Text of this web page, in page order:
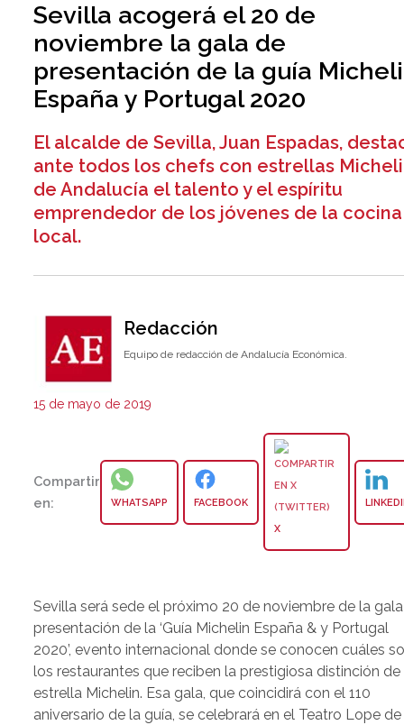
Sevilla acogerá el 20 de
noviembre la gala de
presentación de la guía
España y Portugal 2020
El alcalde de Sevilla, Juan Espadas,
ante todos los chefs con estrellas
de Andalucía el talento y el espíritu
emprendedor de los jóvenes de la cocina
local.
Redacción
Equipo de redacción de Andalucía Económica.
15 de mayo de 2019
Compartir
en:
WHATSAPP FACEBOOK
X
Sevilla será sede el próximo 20 de noviembre de la
presentación de la ‘Guía Michelin España & y Portugal
2020’, evento internacional donde se conocen cuáles
los restaurantes que reciben la prestigiosa distinción de
estrella Michelin. Esa gala, que coincidirá con el 110
aniversario de la guía, se celebrará en el Teatro Lope de